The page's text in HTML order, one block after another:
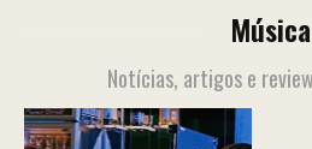
Música
Notícias, artigos e